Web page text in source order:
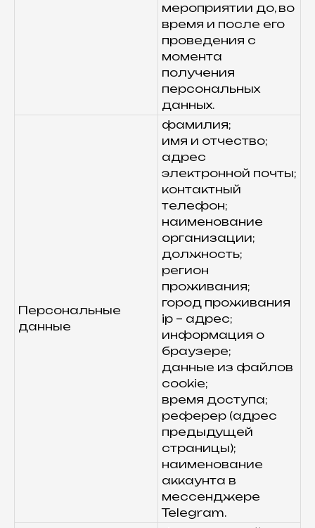
мероприятии до, во
время и после его
проведения с
момента
получения
персональных
данных.
Персональные
данные
фамилия;
имя и отчество;
адрес
электронной почты;
контактный
телефон;
наименование
организации;
должность;
регион
проживания;
город проживания
ip – адрес;
информация о
браузере;
данные из файлов
cookie;
время доступа;
реферер (адрес
предыдущей
страницы);
наименование
аккаунта в
мессенджере
Telegram.